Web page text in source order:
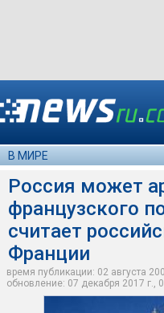
В МИРЕ
Россия может
французского
считает
Франции
время публикации: 02 августа
обновление: 07 декабря 2017 г.,